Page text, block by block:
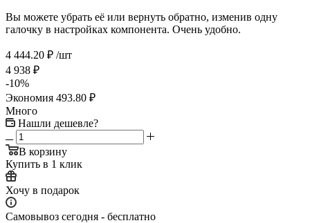
Вы можете убрать её или вернуть обратно, изменив одну
галочку в настройках компонента. Очень удобно.
4 444.20 ₽ /шт
4 938 ₽
-10%
Экономия 493.80 ₽
Много
Нашли дешевле?
В корзину
Купить в 1 клик
Хочу в подарок
Самовывоз сегодня - бесплатно